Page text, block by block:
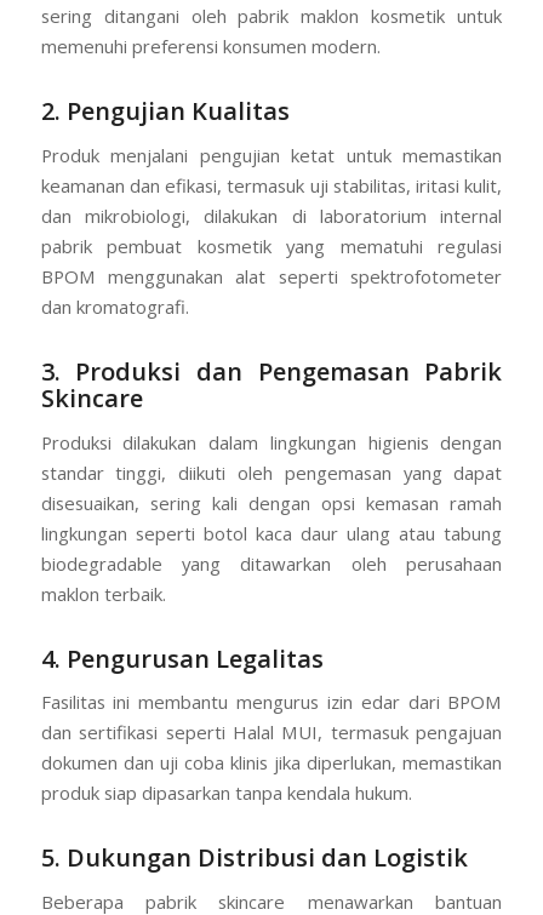
sering ditangani oleh pabrik maklon kosmetik untuk
memenuhi preferensi konsumen modern.
2. Pengujian Kualitas
Produk menjalani pengujian ketat untuk memastikan
keamanan dan efikasi, termasuk uji stabilitas, iritasi kulit,
dan mikrobiologi, dilakukan di laboratorium internal
pabrik pembuat kosmetik yang mematuhi regulasi
BPOM menggunakan alat seperti spektrofotometer
dan kromatografi.
3. Produksi dan Pengemasan Pabrik
Skincare
Produksi dilakukan dalam lingkungan higienis dengan
standar tinggi, diikuti oleh pengemasan yang dapat
disesuaikan, sering kali dengan opsi kemasan ramah
lingkungan seperti botol kaca daur ulang atau tabung
biodegradable yang ditawarkan oleh perusahaan
maklon terbaik.
4. Pengurusan Legalitas
Fasilitas ini membantu mengurus izin edar dari BPOM
dan sertifikasi seperti Halal MUI, termasuk pengajuan
dokumen dan uji coba klinis jika diperlukan, memastikan
produk siap dipasarkan tanpa kendala hukum.
5. Dukungan Distribusi dan Logistik
Beberapa pabrik skincare menawarkan bantuan